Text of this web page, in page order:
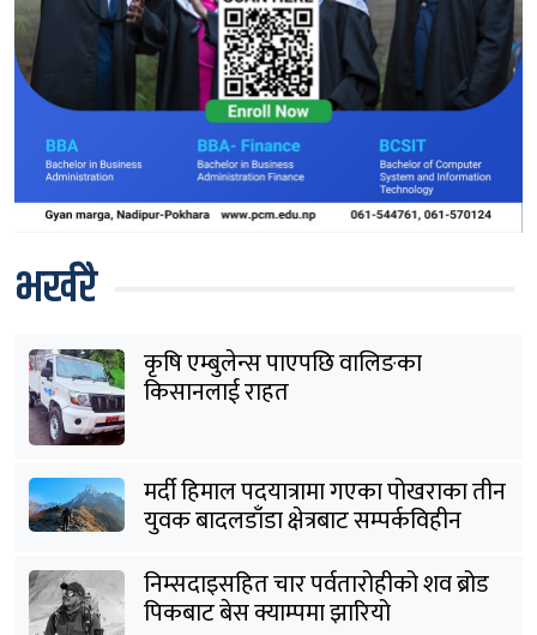
भर्खरै
कृषि एम्बुलेन्स पाएपछि वालिङका
किसानलाई राहत
मर्दी हिमाल पदयात्रामा गएका पोखराका तीन
युवक बादलडाँडा क्षेत्रबाट सम्पर्कविहीन
निम्सदाइसहित चार पर्वतारोहीको शव ब्रोड
पिकबाट बेस क्याम्पमा झारियो